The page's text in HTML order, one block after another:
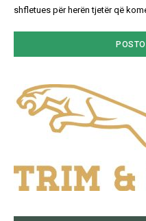
shfletues për herën tjetër që